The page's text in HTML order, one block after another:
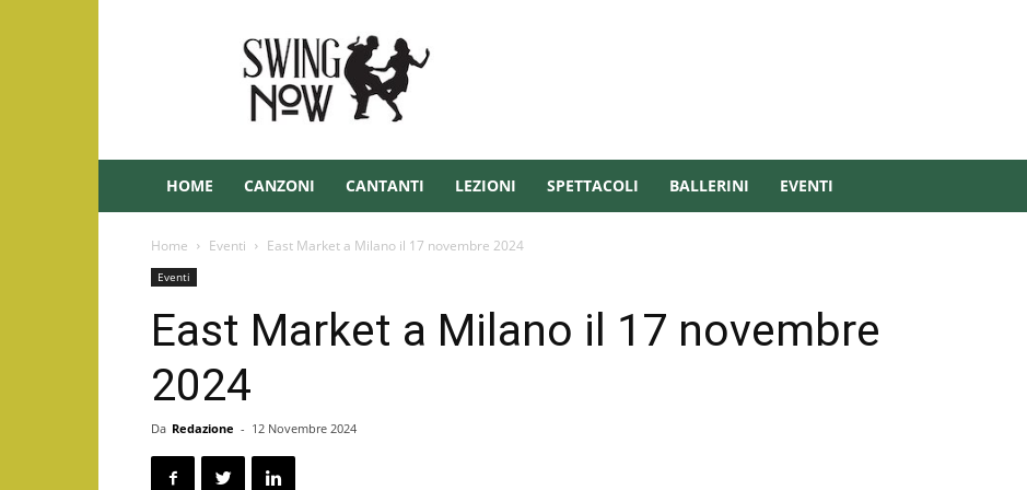
Swing
Swingnow.it
HOME CANZONI CANTANTI LEZIONI SPETTACOLI BALLERINI EVENTI
Home Eventi East Market a Milano il 17 novembre 2024
Eventi
East Market a Milano il 17 novembre
2024
Da Redazione - 12 Novembre 2024